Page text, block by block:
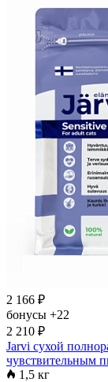
2 166 ₽
бонусы +22
2 210 ₽
Jarvi сухой
чувствительным
1,5 кг